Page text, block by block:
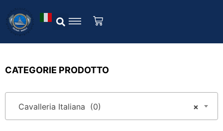
CATEGORIE PRODOTTO
×
Cavalleria Italiana (0)